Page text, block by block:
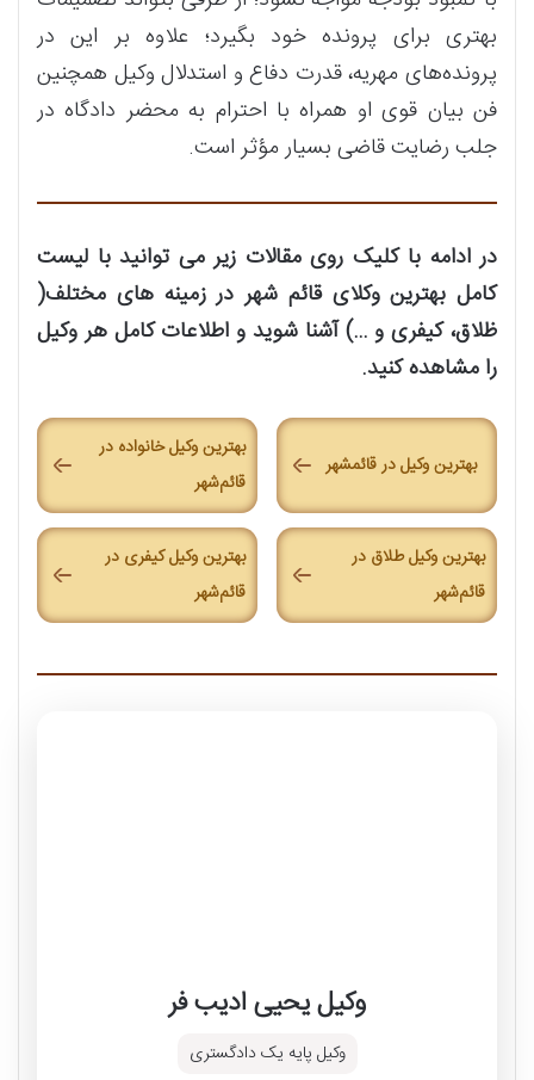
بهتری برای پرونده خود بگیرد؛ علاوه بر این در
پرونده‌های مهریه، قدرت دفاع و استدلال وکیل همچنین
فن بیان قوی او همراه با احترام به محضر دادگاه در
جلب رضایت قاضی بسیار مؤثر است.
در ادامه با کلیک روی مقالات زیر می توانید با لیست
کامل بهترین وکلای قائم شهر در زمینه های مختلف(
ظلاق، کیفری و …) آشنا شوید و اطلاعات کامل هر وکیل
را مشاهده کنید.
بهترین وکیل در قائمشهر
بهترین وکیل خانواده در
قائم‌شهر
بهترین وکیل طلاق در
قائم‌شهر
بهترین وکیل کیفری در
قائم‌شهر
وکیل یحیی ادیب فر
وکیل پایه یک دادگستری